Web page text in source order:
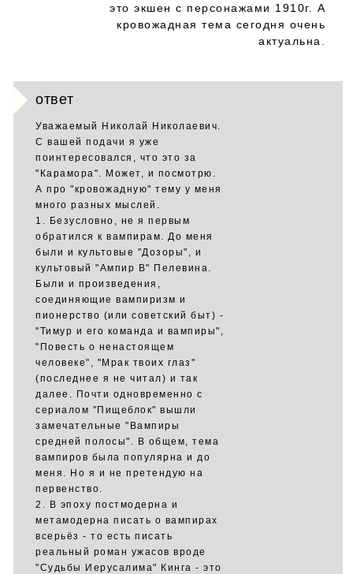
это экшен с персонажами 1910г. А
кровожадная тема сегодня очень
актуальна.
ответ
Уважаемый Николай Николаевич.
С вашей подачи я уже
поинтересовался, что это за
"Карамора". Может, и посмотрю.
А про "кровожадную" тему у меня
много разных мыслей.
1. Безусловно, не я первым
обратился к вампирам. До меня
были и культовые "Дозоры", и
культовый "Ампир В" Пелевина.
Были и произведения,
соединяющие вампиризм и
пионерство (или советский быт) -
"Тимур и его команда и вампиры",
"Повесть о ненастоящем
человеке", "Мрак твоих глаз"
(последнее я не читал) и так
далее. Почти одновременно с
сериалом "Пищеблок" вышли
замечательные "Вампиры
средней полосы". В общем, тема
вампиров была популярна и до
меня. Но я и не претендую на
первенство.
2. В эпоху постмодерна и
метамодерна писать о вампирах
всерьёз - то есть писать
реальный роман ужасов вроде
"Судьбы Иерусалима" Кинга - это